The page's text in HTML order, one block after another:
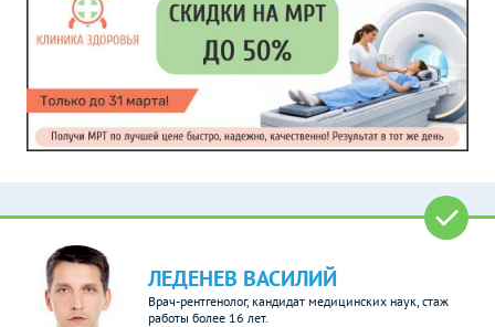
ЛЕДЕНЕВ ВАСИЛИЙ
Врач-рентгенолог, кандидат медицинских наук, стаж
работы более 16 лет.